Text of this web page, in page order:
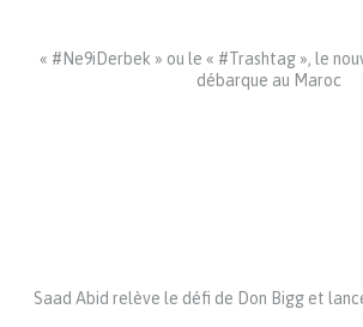
« #Ne9iDerbek » ou le « #Trashtag », le
débarque au Maroc
Saad Abid relève le défi de Don Bigg et